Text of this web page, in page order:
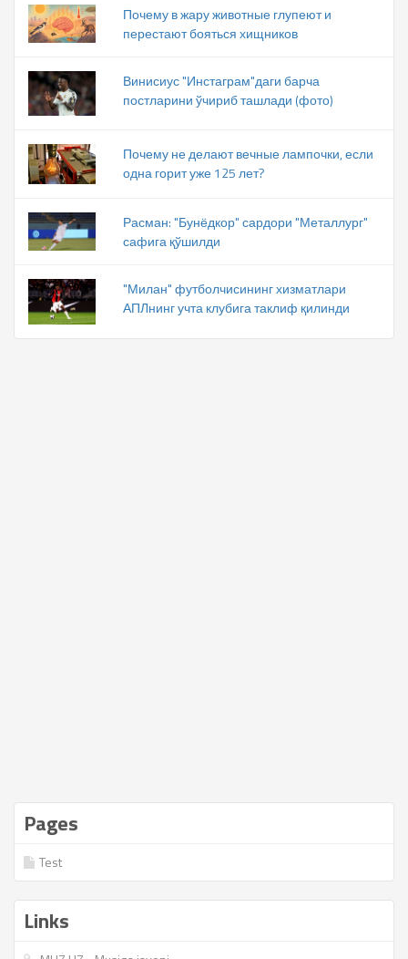
Почему в жару животные глупеют и
перестают бояться хищников
Винисиус "Инстаграм"даги барча
постларини ўчириб ташлади (фото)
Почему не делают вечные лампочки, если
одна горит уже 125 лет?
Расман: "Бунёдкор" сардори "Металлург"
сафига қўшилди
"Милан" футболчисининг хизматлари
АПЛнинг учта клубига таклиф қилинди
Pages
Test
Links